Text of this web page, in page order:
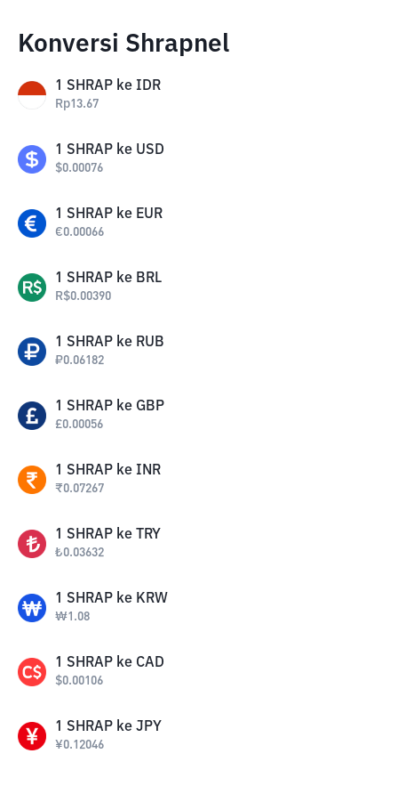
Konversi Shrapnel
1 SHRAP ke IDR
Rp13.67
1 SHRAP ke USD
$0.00076
1 SHRAP ke EUR
€0.00066
1 SHRAP ke BRL
R$0.00390
1 SHRAP ke RUB
₽0.06182
1 SHRAP ke GBP
£0.00056
1 SHRAP ke INR
₹0.07267
1 SHRAP ke TRY
₺0.03632
1 SHRAP ke KRW
₩1.08
1 SHRAP ke CAD
$0.00106
1 SHRAP ke JPY
¥0.12046